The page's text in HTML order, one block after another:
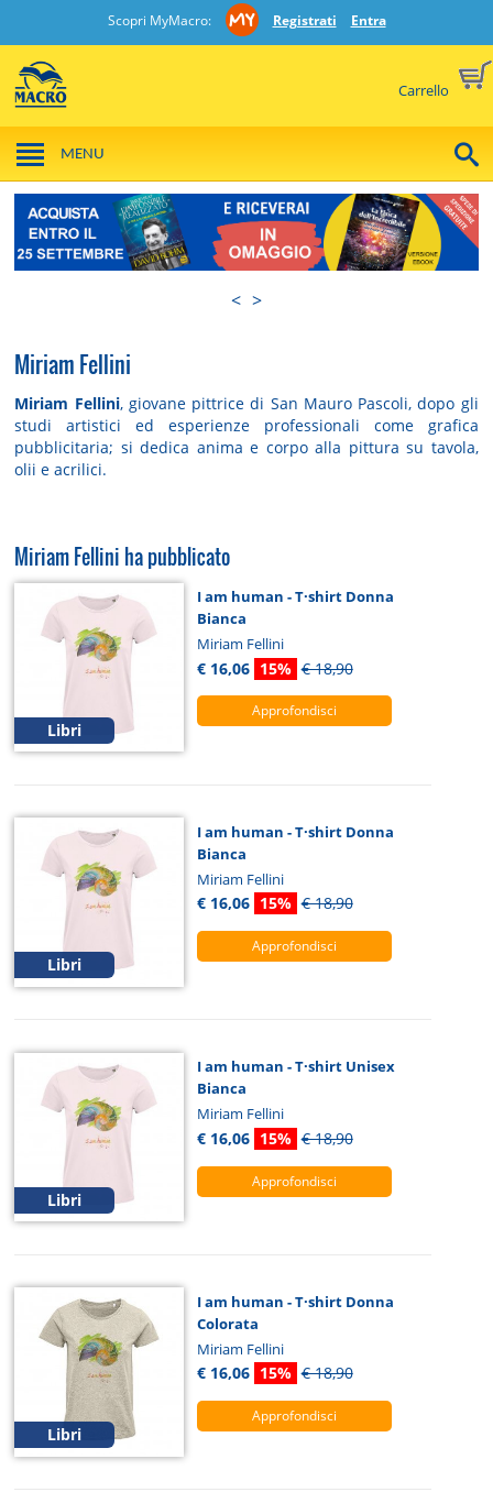
Scopri MyMacro: Registrati Entra
Carrello
MENU
< >
Miriam Fellini
Miriam Fellini, giovane pittrice di San Mauro Pascoli, dopo gli
studi artistici ed esperienze professionali come grafica
pubblicitaria; si dedica anima e corpo alla pittura su tavola,
olii e acrilici.
Miriam Fellini ha pubblicato
Libri
I am human - T·shirt Donna
Bianca
Miriam Fellini
€ 16,06 15% € 18,90
Approfondisci
Libri
I am human - T·shirt Donna
Bianca
Miriam Fellini
€ 16,06 15% € 18,90
Approfondisci
Libri
I am human - T·shirt Unisex
Bianca
Miriam Fellini
€ 16,06 15% € 18,90
Approfondisci
Libri
I am human - T·shirt Donna
Colorata
Miriam Fellini
€ 16,06 15% € 18,90
Approfondisci